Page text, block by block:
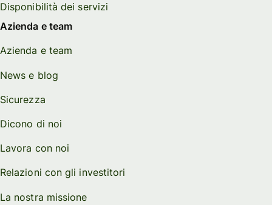
Disponibilità dei servizi
Azienda e team
Azienda e team
News e blog
Sicurezza
Dicono di noi
Lavora con noi
Relazioni con gli investitori
La nostra missione